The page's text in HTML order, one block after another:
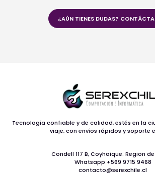
¿AÚN TIENES DUDAS?
Tecnología confiable y de calidad, estés en la
viaje, con envíos rápidos y soporte
Condell 117 B, Coyhaique. Region
Whatsapp +569 9715 9468
contacto@serexchile.cl